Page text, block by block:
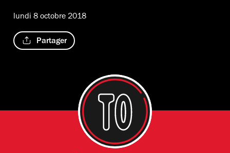
lundi 8 octobre 2018
Partager